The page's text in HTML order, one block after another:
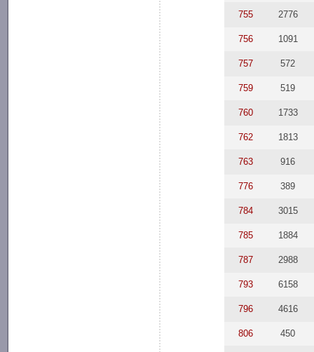
755 2776
756 1091
757 572
759 519
760 1733
762 1813
763 916
776 389
784 3015
785 1884
787 2988
793 6158
796 4616
806 450